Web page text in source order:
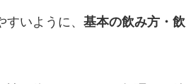
いように、 基本の飲み方・飲